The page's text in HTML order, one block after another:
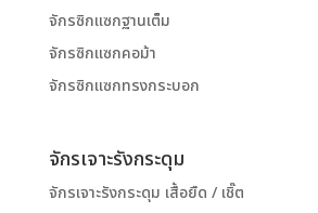
จักรซิกแซกฐานเต็ม
จักรซิกแซกคอม้า
จักรซิกแซกทรงกระบอก
จักรเจาะรังกระดุม
จักรเจาะรังกระดุม เสื้อยืด / เชิ๊ต